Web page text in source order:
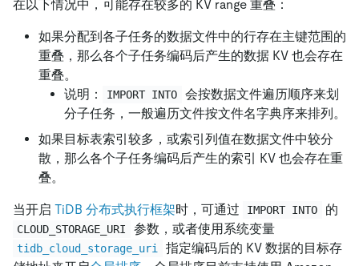
在以下情况中，可能存在较多的 KV range 重叠：
如果分配到各子任务的数据文件中的行存在主键范围的
重叠，那么各个子任务编码后产生的数据 KV 也会存在
重叠。
说明：
IMPORT INTO
会按数据文件遍历顺序来划
分子任务，一般遍历文件按文件名字典序来排列。
如果目标表索引较多，或索引列值在数据文件中较分
散，那么各个子任务编码后产生的索引 KV 也会存在重
叠。
当开启 TiDB 分布式执行框架时，可通过 IMPORT INTO 的
CLOUD_STORAGE_URI 参数，或者使用系统变量
tidb_cloud_storage_uri
指定编码后的 KV 数据的目标存